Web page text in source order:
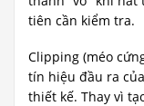
tiên cần kiểm tra.
Clipping (méo
tín hiệu đầu ra
thiết kế. Thay vì